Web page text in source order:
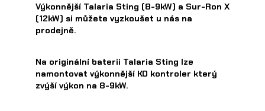
Výkonnější Talaria Sting (8-9kW) a Sur-Ron X
(12kW) si můžete vyzkoušet u nás na
prodejně.
Na originální baterii Talaria Sting lze
namontovat výkonnější KO kontroler který
zvýší výkon na 8-9kW.